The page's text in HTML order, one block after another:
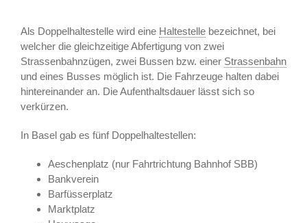
Als Doppelhaltestelle wird eine Haltestelle bezeichnet, bei
welcher die gleichzeitige Abfertigung von zwei
Strassenbahnzügen, zwei Bussen bzw. einer Strassenbahn
und eines Busses möglich ist. Die Fahrzeuge halten dabei
hintereinander an. Die Aufenthaltsdauer lässt sich so
verkürzen.
In Basel gab es fünf Doppelhaltestellen:
Aeschenplatz (nur Fahrtrichtung Bahnhof SBB)
Bankverein
Barfüsserplatz
Marktplatz